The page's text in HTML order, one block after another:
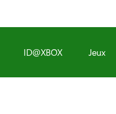
ID@XBOX Jeux